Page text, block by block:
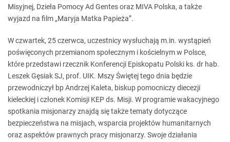
Misyjnej, Dzieła Pomocy Ad Gentes oraz MIVA Polska, a także
wyjazd na film „Maryja Matka Papieża”.
W czwartek, 25 czerwca, uczestnicy wysłuchają m.in. wystąpień
poświęconych przemianom społecznym i kościelnym w Polsce,
które przedstawi rzecznik Konferencji Episkopatu Polski ks. dr hab.
Leszek Gęsiak SJ, prof. UIK. Mszy Świętej tego dnia będzie
przewodniczył bp Andrzej Kaleta, biskup pomocniczy diecezji
kieleckiej i członek Komisji KEP ds. Misji. W programie wakacyjnego
spotkania misjonarzy znajdą się także tematy dotyczące
bezpieczeństwa na misjach, wsparcia projektów humanitarnych
oraz aspektów prawnych pracy misjonarzy. Swoje działania